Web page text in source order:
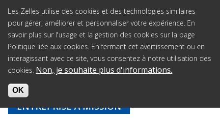
Les Zelles utilise des cookies et des technologies similaires
pour gérer, améliorer et personnaliser votre expérience. En
savoir plus sur l'usage et la gestion des cookies sur la page
Politique liée aux cookies. En fermant cet avertissement ou en
interagissant avec ce site, vous consentez à notre utilisation des
cookies. Non, je souhaite plus d'informations.
OK
Jump to navigation
Accueil > Actus> Les Zelles toujours engagé auprès des sapeurs-
ENTREPRISE À MISSION